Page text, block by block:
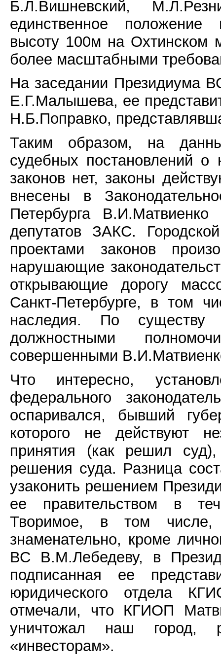
Б.Л.Вишневский,
единственное положение
высоту 100м на Охтинском
более масштабными
На заседании Президиума
Е.Г.Малышева, ее
Н.Б.Поправко,
Таким образом, на
судебных постановлений о
законов нет, законы
внесены в
Петербурга
депутатов ЗАКС.
проектами законов
нарушающие
открывающие дорогу
Санкт-Петербурге, в том
наследия. По существу
должностными
совершенными
Что интересно,
федерального
оспаривался, бывший
которого не действуют
принятия (как решил
решения суда. Разница
узаконить решением
ее правительством в
Творимое, в том
знаменательно, кроме
ВС В.М.Лебедеву, в
подписанная ее
юридического отдела
отмечали, что КГИОП
уничтожал наш город,
«инвесторам».